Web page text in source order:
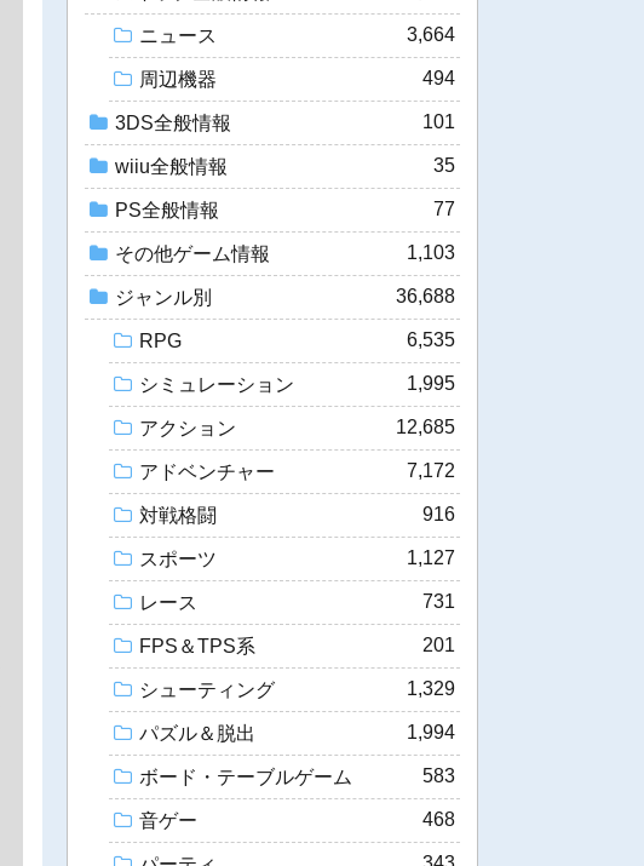
ニュース 3,664
周辺機器 494
3DS全般情報 101
wiiu全般情報 35
PS全般情報 77
その他ゲーム情報 1,103
ジャンル別 36,688
RPG 6,535
シミュレーション 1,995
アクション 12,685
アドベンチャー 7,172
対戦格闘 916
スポーツ 1,127
レース 731
FPS＆TPS系 201
シューティング 1,329
パズル＆脱出 1,994
ボード・テーブルゲーム 583
音ゲー 468